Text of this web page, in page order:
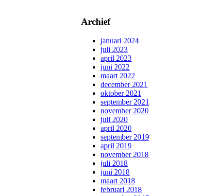
Archief
januari 2024
juli 2023
april 2023
juni 2022
maart 2022
december 2021
oktober 2021
september 2021
november 2020
juli 2020
april 2020
september 2019
april 2019
november 2018
juli 2018
juni 2018
maart 2018
februari 2018